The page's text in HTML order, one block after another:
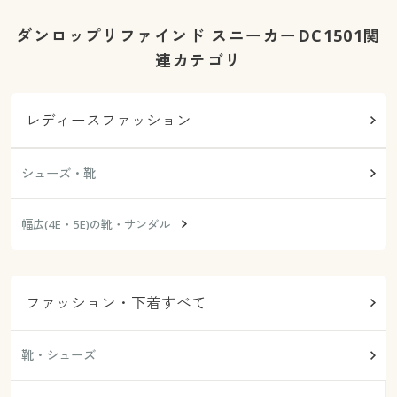
ダンロップリファインド スニーカーDC1501関
連カテゴリ
レディースファッション
シューズ・靴
幅広(4E・5E)の靴・サンダル
ファッション・下着すべて
靴・シューズ